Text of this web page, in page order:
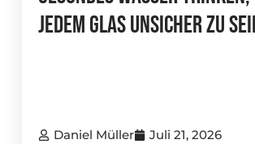
Jedem Glas Unsicher Zu
Daniel Müller Juli 21, 2026